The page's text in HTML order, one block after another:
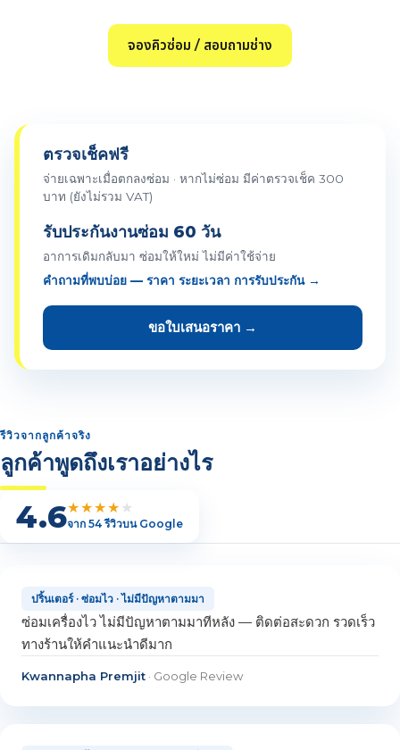
จองคิวซ่อม / สอบถามช่าง
ตรวจเช็คฟรี
จ่ายเฉพาะเมื่อตกลงซ่อม · หากไม่ซ่อม มีค่าตรวจเช็ค 300
บาท (ยังไม่รวม VAT)
รับประกันงานซ่อม 60 วัน
อาการเดิมกลับมา ซ่อมให้ใหม่ ไม่มีค่าใช้จ่าย
คำถามที่พบบ่อย — ราคา ระยะเวลา การรับประกัน →
ขอใบเสนอราคา →
รีวิวจากลูกค้าจริง
ลูกค้าพูดถึงเราอย่างไร
4.6★★★★ ★
จาก 54 รีวิวบน Google
ปริ้นเตอร์ · ซ่อมไว · ไม่มีปัญหาตามมา
ซ่อมเครื่องไว ไม่มีปัญหาตามมาทีหลัง — ติดต่อสะดวก รวดเร็ว
ทางร้านให้คำแนะนำดีมาก
Kwannapha Premjit · Google Review